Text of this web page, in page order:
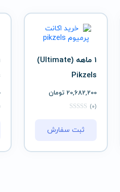
1 ماهه (Ultimate)
Pikzels
20,682,200 تومان
(0)
ثبت سفارش